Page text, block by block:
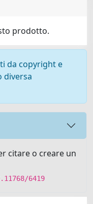
prodotto.
da copyright e
diversa
citare o creare un
6419